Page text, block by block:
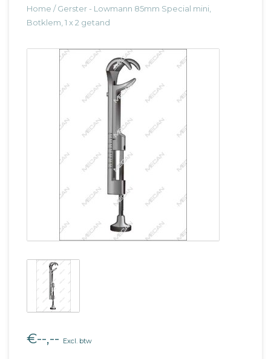
Home /Gerster - Lowmann 85mm Special mini,
Botklem, 1 x 2 getand
€--,-- Excl. btw